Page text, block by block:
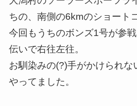
ちの、南側の6kmのショート
今回もうちのボンズ1号が参
伝いで右往左往。
お馴染みの(?)手がかけられな
やってました。